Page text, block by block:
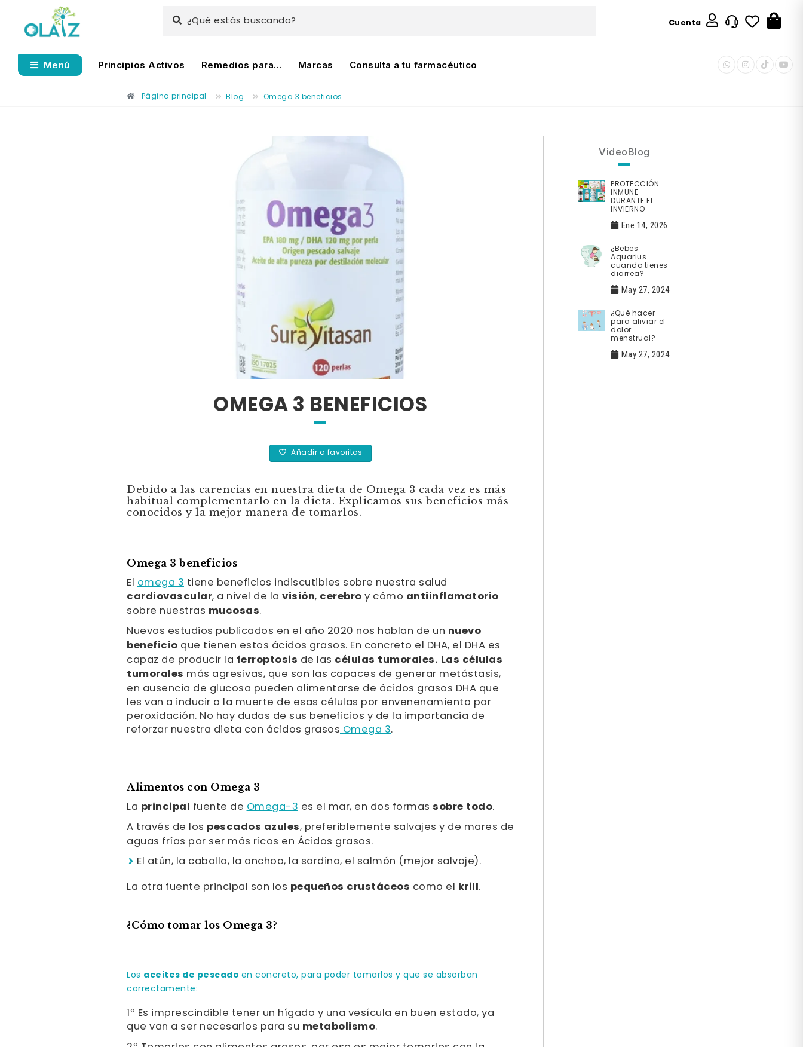
¿Qué estás buscando? Cuenta
Menú Principios Activos Remedios para... Marcas Consulta a tu farmacéutico
Página principal Blog Omega 3 beneficios
OMEGA 3 BENEFICIOS
Añadir a favoritos
Debido a las carencias en nuestra dieta de Omega 3 cada vez es más
habitual complementarlo en la dieta. Explicamos sus beneficios más
conocidos y la mejor manera de tomarlos.
Omega 3 beneficios
Elomega 3 tiene beneficios indiscutibles sobre nuestra salud
cardiovascular, a nivel de la visión, cerebroy cómo antiinflamatorio
sobre nuestras mucosas.
Nuevos estudios publicados en el año 2020 nos hablan de un nuevo
beneficio que tienen estos ácidos grasos. En concreto el DHA, el DHA es
capaz de producir la ferroptosis de las células tumorales. Las células
tumorales más agresivas, que son las capaces de generar metástasis,
en ausencia de glucosa pueden alimentarse de ácidos grasos DHA que
les van a inducir a la muerte de esas células por envenenamiento por
peroxidación. No hay dudas de sus beneficios y de la importancia de
reforzar nuestra dieta con ácidos grasosOmega 3.
Alimentos con Omega 3
La principal fuente deOmega-3 es el mar, en dos formas sobre todo.
A través de los pescados azules, preferiblemente salvajes y de mares de
aguas frías por ser más ricos en Ácidos grasos.
El atún, la caballa, la anchoa, la sardina, el salmón (mejor salvaje).
La otra fuente principal son los pequeños crustáceos como el krill.
¿Cómo tomar los Omega 3?
Los aceites de pescado en concreto, para poder tomarlos y que se absorban
correctamente:
1º Es imprescindible tener un hígadoy unavesículaenbuen estado, ya
que van a ser necesarios para su metabolismo.
VideoBlog
PROTECCIÓN
INMUNE
DURANTE EL
INVIERNO
Ene 14, 2026
¿Bebes
Aquarius
cuando tienes
diarrea?
May 27, 2024
¿Qué hacer
para aliviar el
dolor
menstrual?
May 27, 2024